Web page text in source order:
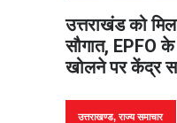
उत्तराखंड को
सौगात, EPFO के
खोलने पर केंद्र
उत्तराखण्ड,राज्य समाचार